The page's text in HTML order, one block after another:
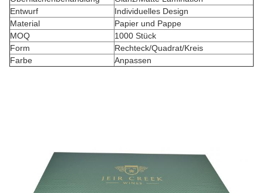
Entwurf
Individuelles Design
Material
Papier und Pappe
MOQ
1000 Stück
Form
Rechteck/Quadrat/Kreis
Farbe
Anpassen